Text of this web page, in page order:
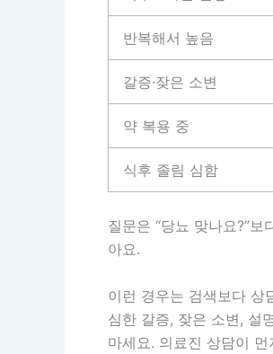
반복해서 높음
갈증·잦은 소변
약 복용 중
식후 졸림 심함
질문은 “당뇨 맞나요?”
아요.
이런 경우는 검색보다 상
심한 갈증, 잦은 소변, 설
마세요. 의료진 상담이 먼